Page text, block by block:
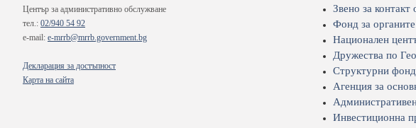
Център за административно обслужване
тел.: 02/940 54 92
e-mail: e-mrrb@mrrb.government.bg
Декларация за достъпност
Карта на сайта
Звено за контакт
Фонд за
Национален
Дружества по
Структурни
Агенция за
Инвестиционна